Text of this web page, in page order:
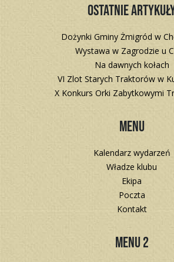
Ostatnie
Dożynki Gminy Żmigród w
Wystawa w Zagrodzie u
Na dawnych kołach
VI Zlot Starych Traktorów w
X Konkurs Orki Zabytkowymi
Menu
Kalendarz wydarzeń
Władze klubu
Ekipa
Poczta
Kontakt
Menu 2